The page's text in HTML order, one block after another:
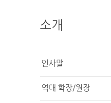
소개
인사말
역대 학장/원장